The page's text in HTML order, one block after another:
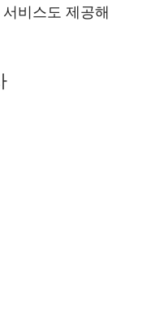
비스도 제공해